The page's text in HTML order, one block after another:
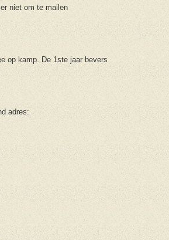
niet om te mailen
op kamp. De 1ste jaar bevers
adres: